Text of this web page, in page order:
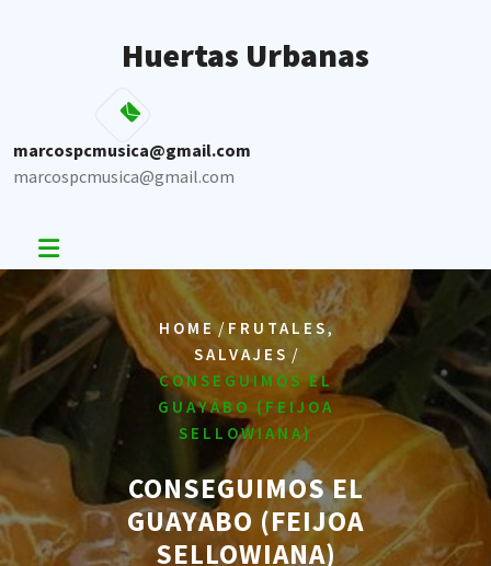
Huertas Urbanas
marcospcmusica@gmail.com
marcospcmusica@gmail.com
HOME/FRUTALES,
SALVAJES /
CONSEGUIMOS EL
GUAYABO (FEIJOA
SELLOWIANA)
CONSEGUIMOS EL
GUAYABO (FEIJOA
SELLOWIANA)